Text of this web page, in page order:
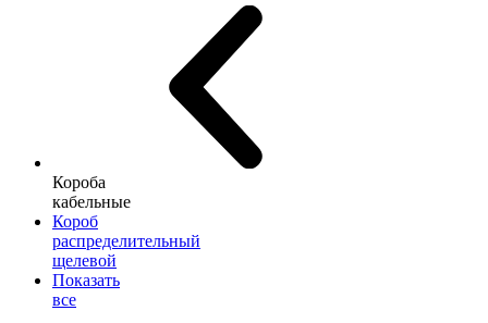
Короба
кабельные
Короб
распределительный
щелевой
Показать
все